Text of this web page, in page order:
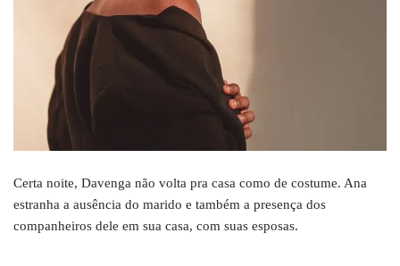
Certa noite, Davenga não volta pra casa como de costume. Ana
estranha a ausência do marido e também a presença dos
companheiros dele em sua casa, com suas esposas.